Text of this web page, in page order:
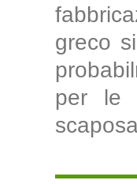
greco
per le